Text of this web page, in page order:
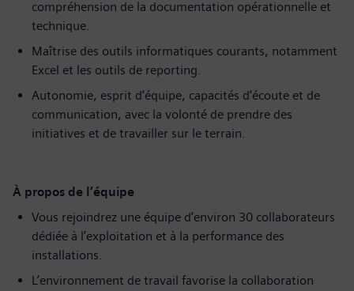
compréhension de la documentation opérationnelle et
technique.
Maîtrise des outils informatiques courants, notamment
Excel et les outils de reporting.
Autonomie, esprit d’équipe, capacités d’écoute et de
communication, avec la volonté de prendre des
initiatives et de travailler sur le terrain.
À propos de l’équipe
Vous rejoindrez une équipe d’environ 30 collaborateurs
dédiée à l’exploitation et à la performance des
installations.
L’environnement de travail favorise la collaboration